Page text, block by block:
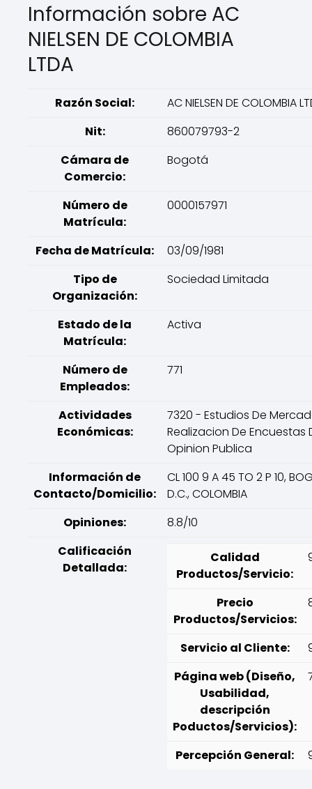
Información sobre AC
NIELSEN DE COLOMBIA
LTDA
Razón Social:
AC NIELSEN DE COLOMBIA
Nit:
860079793-2
Cámara de
Comercio:
Bogotá
Número de
Matrícula:
0000157971
Fecha de Matrícula:
03/09/1981
Tipo de
Organización:
Sociedad Limitada
Estado de la
Matrícula:
Activa
Número de
Empleados:
771
Actividades
Económicas:
7320 - Estudios De
Realizacion De Encuestas
Opinion Publica
Información de
Contacto/Domicilio:
CL 100 9 A 45 TO 2 P 10,
D.C., COLOMBIA
Opiniones:
8.8/10
Calificación
Detallada:
Calidad
Productos/Servicio:
Precio
Productos/Servicios:
Servicio al Cliente:
Página web (Diseño,
Usabilidad,
descripción
Poductos/Servicios):
Percepción General: